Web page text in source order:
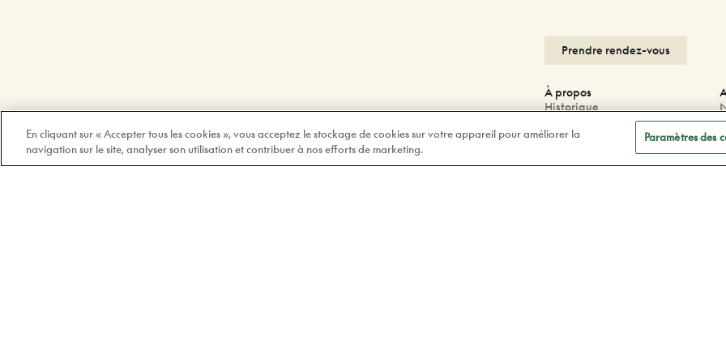
Prendre rendez-vous
À propos
Historique
Blogue
En cliquant sur « Accepter tous les cookies », vous acceptez le stockage de cookies sur votre appareil pour améliorer la
navigation sur le site, analyser son utilisation et contribuer à nos efforts de marketing.
Paramètres des